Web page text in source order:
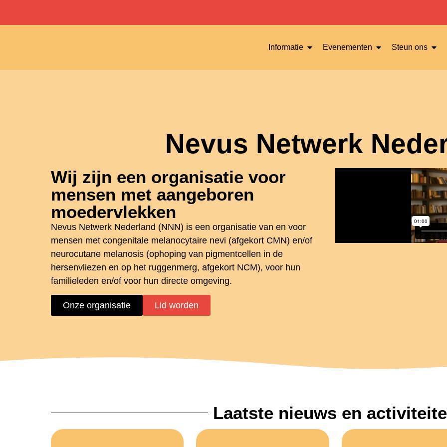
Informatie Evenementen Steun ons
Nevus Netwerk
Wij zijn een organisatie voor
mensen met aangeboren
moedervlekken
Nevus Netwerk Nederland (NNN) is een organisatie van en voor
mensen met congenitale melanocytaire nevi (afgekort CMN) en/of
neurocutane melanosis (ophoping van pigmentcellen in de
hersenvliezen en op het ruggenmerg, afgekort NCM), voor hun
familieleden en/of voor hun directe omgeving.
Onze organisatie Lid worden
Laatste nieuws en